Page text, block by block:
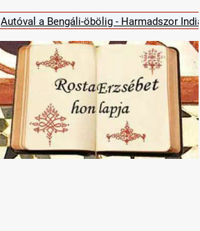
Autóval a Bengáli-öbölig - Harmadszor